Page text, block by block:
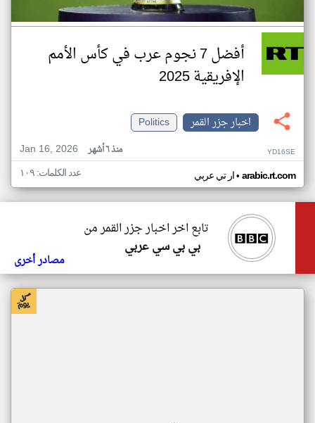
أفضل 7 نجوم عرب في كأس الأمم
الإفريقية 2025
اخبار جزر القمر
Politics
Jan 16, 2026
منذ ٦ أشهر YD16SE
ار تي عربي• arabic.rt.com عدد الكلمات: ١٠٩
تابع اخر اخبار جزر القمر من
بي بي سي عربي
مصادر أخرى